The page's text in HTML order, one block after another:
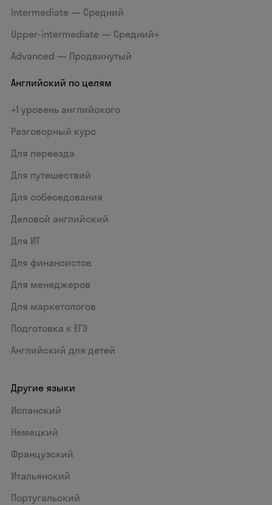
Intermediate — Средний
Upper-intermediate — Средний+
Advanced — Продвинутый
Английский по целям
+1 уровень английского
Разговорный курс
Для переезда
Для путешествий
Для собеседования
Деловой английский
Для ИТ
Для финансистов
Для менеджеров
Для маркетологов
Подготовка к ЕГЭ
Английский для детей
Другие языки
Испанский
Немецкий
Французский
Итальянский
Португальский